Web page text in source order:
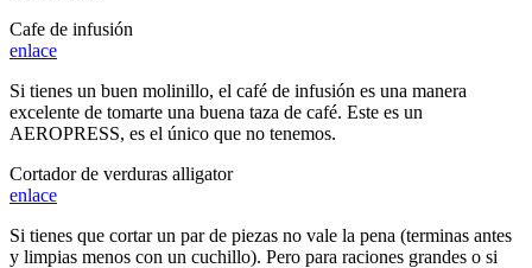
Cafe de infusión
enlace
Si tienes un buen molinillo, el café de infusión es una manera
excelente de tomarte una buena taza de café. Este es un
AEROPRESS, es el único que no tenemos.
Cortador de verduras alligator
enlace
Si tienes que cortar un par de piezas no vale la pena (terminas antes
y limpias menos con un cuchillo). Pero para raciones grandes o si